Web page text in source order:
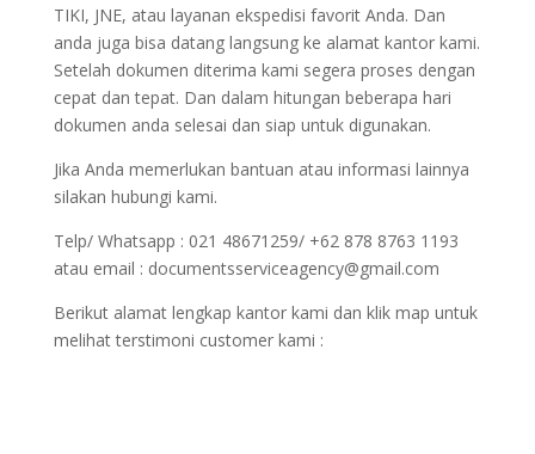
TIKI, JNE, atau layanan ekspedisi favorit Anda. Dan
anda juga bisa datang langsung ke alamat kantor kami.
Setelah dokumen diterima kami segera proses dengan
cepat dan tepat. Dan dalam hitungan beberapa hari
dokumen anda selesai dan siap untuk digunakan.
Jika Anda memerlukan bantuan atau informasi lainnya
silakan hubungi kami.
Telp/ Whatsapp : 021 48671259/ +62 878 8763 1193
atau email : documentsserviceagency@gmail.com
Berikut alamat lengkap kantor kami dan klik map untuk
melihat terstimoni customer kami :